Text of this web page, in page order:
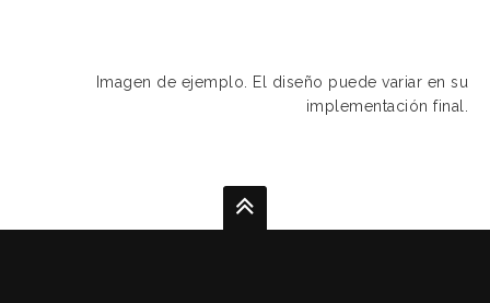
Imagen de ejemplo. El diseño puede variar en su
implementación final.